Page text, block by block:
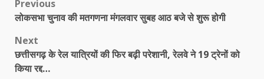
Post
navigation
Previous
लोकसभा चुनाव की मतगणना मंगलवार सुबह आठ बजे से शुरू होगी
Next
छत्तीसगढ़ के रेल यात्रियों की फिर बढ़ी परेशानी, रेलवे ने 19 ट्रेनों को
किया रद्द…